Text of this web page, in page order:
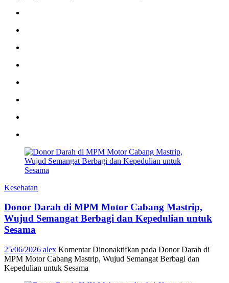
Kesehatan
Donor Darah di MPM Motor Cabang Mastrip,
Wujud Semangat Berbagi dan Kepedulian untuk
Sesama
25/06/2026 alex Komentar Dinonaktifkan pada Donor Darah di
MPM Motor Cabang Mastrip, Wujud Semangat Berbagi dan
Kepedulian untuk Sesama